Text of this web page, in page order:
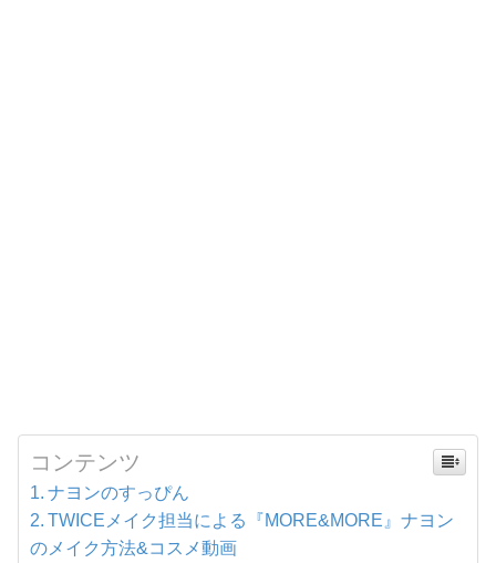
コンテンツ
ナヨンのすっぴん
TWICEメイク担当による『MORE&MORE』ナヨン
のメイク方法&コスメ動画